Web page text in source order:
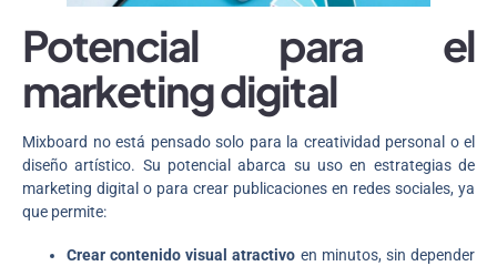
Potencial para el
marketing digital
Mixboard no está pensado solo para la creatividad personal o el
diseño artístico. Su potencial abarca su uso en estrategias de
marketing digital o para crear publicaciones en redes sociales, ya
que permite:
Crear contenido visual atractivo en minutos, sin depender